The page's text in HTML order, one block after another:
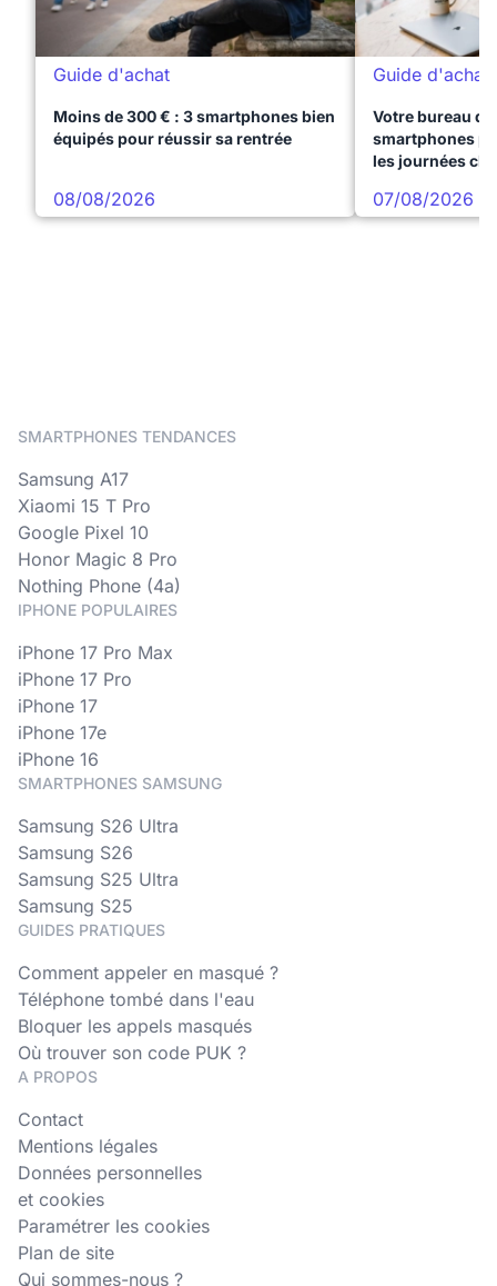
Guide d'achat
Moins de 300 € : 3 smartphones bien
équipés pour réussir sa rentrée
08/08/2026
Guide d'achat
Votre bureau
smartphones
les journées
07/08/2026
SMARTPHONES TENDANCES
Samsung A17
Xiaomi 15 T Pro
Google Pixel 10
Honor Magic 8 Pro
Nothing Phone (4a)
IPHONE POPULAIRES
iPhone 17 Pro Max
iPhone 17 Pro
iPhone 17
iPhone 17e
iPhone 16
SMARTPHONES SAMSUNG
Samsung S26 Ultra
Samsung S26
Samsung S25 Ultra
Samsung S25
GUIDES PRATIQUES
Comment appeler en masqué ?
Téléphone tombé dans l'eau
Bloquer les appels masqués
Où trouver son code PUK ?
A PROPOS
Contact
Mentions légales
Données personnelles
et cookies
Paramétrer les cookies
Plan de site
Qui sommes-nous ?